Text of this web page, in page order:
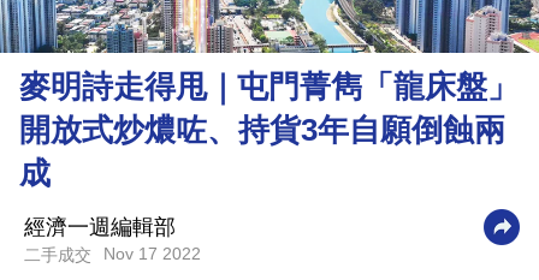
市
理
財
商
科
技
麥明詩走得甩｜屯門菁雋「龍床盤」
開放式炒燶咗、持貨3年自願倒蝕兩
成
經濟一週編輯部
二手成交 Nov 17 2022